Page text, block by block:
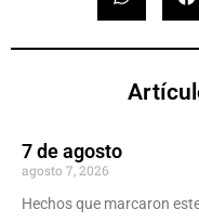
7 de agosto
agosto 7, 2026
Hechos que marcaron